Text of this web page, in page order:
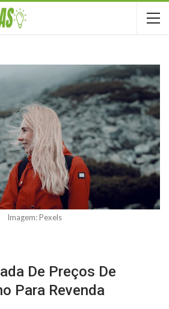
Imagem: Pexels
De Preços De
Para Revenda